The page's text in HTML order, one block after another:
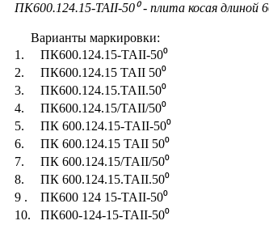
ПК600.124.15-ТАII-50⁰ - плита косая длиной
Варианты маркировки:
1. ПК600.124.15-ТАII-50⁰
2. ПК600.124.15 ТАII 50⁰
3. ПК600.124.15.ТАII.50⁰
4. ПК600.124.15/ТАII/50⁰
5. ПК 600.124.15-ТАII-50⁰
6. ПК 600.124.15 ТАII 50⁰
7. ПК 600.124.15/ТАII/50⁰
8. ПК 600.124.15.ТАII.50⁰
9 . ПК600 124 15-ТАII-50⁰
10. ПК600-124-15-ТАII-50⁰